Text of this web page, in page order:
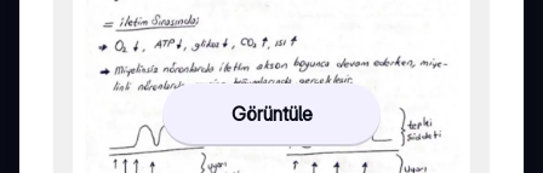
Görüntüle